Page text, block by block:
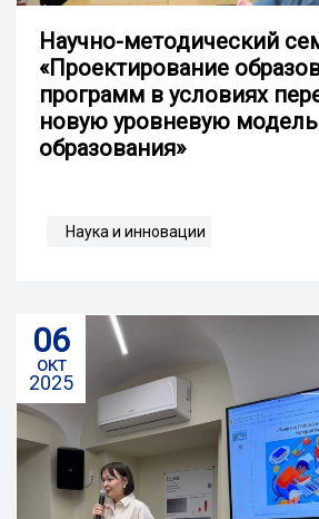
Научно-методический
«Проектирование
программ в условиях
новую уровневую
образования»
Наука и инновации
06
окт
2025